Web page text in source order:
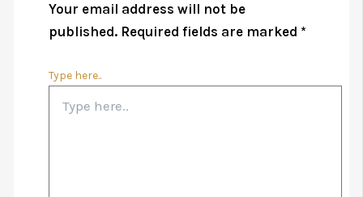
Your email address will not be
published. Required fields are marked *
Type here..